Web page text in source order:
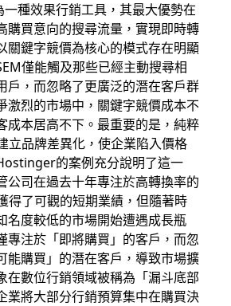
一種效果行銷工具，其最大優勢在
購買意向的搜尋流量，實現即時轉
關鍵字競價為核心的模式存在明顯
僅能觸及那些已經主動搜尋相
戶，而忽略了更廣泛的潛在客戶群
激烈的市場中，關鍵字競價成本不
成本居高不下。最重要的是，純粹
立品牌差異化，使企業陷入價格
的案例充分說明了這一
公司在過去十年專注於高轉換率的
得了可觀的短期業績，但隨著時
名度較低的市場開始遭遇成長瓶
專注於「即將購買」的客戶，而忽
能購買」的潛在客戶，導致市場擴
在數位行銷領域被稱為「漏斗底部
業將大部分行銷預算集中在購買決